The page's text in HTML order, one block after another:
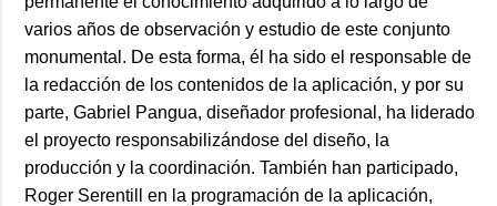
varios años de observación y estudio de este conjunto
monumental. De esta forma, él ha sido el responsable de
la redacción de los contenidos de la aplicación, y por su
parte, Gabriel Pangua, diseñador profesional, ha liderado
el proyecto responsabilizándose del diseño, la
producción y la coordinación. También han participado,
Roger Serentill en la programación de la aplicación,